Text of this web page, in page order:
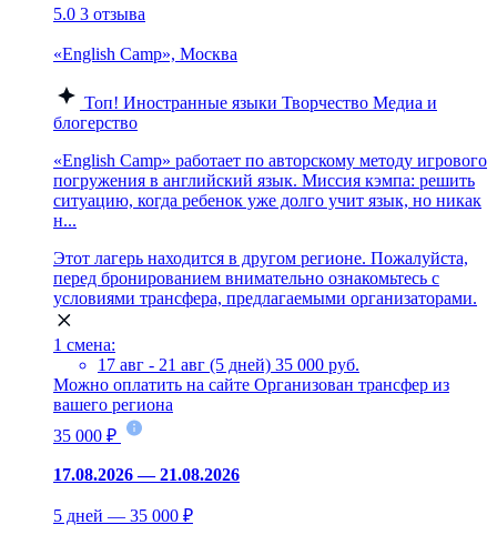
5.0 3 отзыва
«English Camp», Москва
Топ! Иностранные языки Творчество Медиа и
блогерство
«English Camp» работает по авторскому методу игрового
погружения в английский язык. Миссия кэмпа: решить
ситуацию, когда ребенок уже долго учит язык, но никак
н...
Этот лагерь находится в другом регионе. Пожалуйста,
перед бронированием внимательно ознакомьтесь с
условиями трансфера, предлагаемыми организаторами.
1 смена:
17 авг - 21 авг (5 дней) 35 000 руб.
Можно оплатить на сайте Организован трансфер из
вашего региона
35 000 ₽
17.08.2026 — 21.08.2026
5 дней — 35 000 ₽